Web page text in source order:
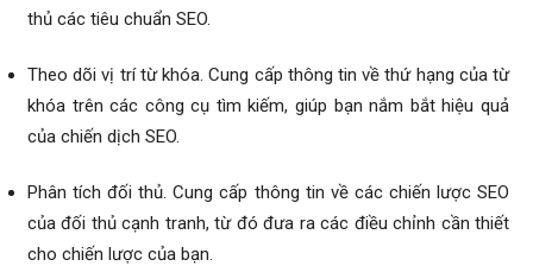
thủ các tiêu chuẩn SEO.
Theo dõi vị trí từ khóa. Cung cấp thông tin về thứ hạng của từ
khóa trên các công cụ tìm kiếm, giúp bạn nắm bắt hiệu quả
của chiến dịch SEO.
Phân tích đối thủ. Cung cấp thông tin về các chiến lược SEO
của đối thủ cạnh tranh, từ đó đưa ra các điều chỉnh cần thiết
cho chiến lược của bạn.